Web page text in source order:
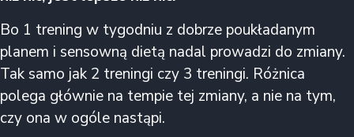
Bo 1 trening w tygodniu z dobrze poukładanym
planem i sensowną dietą nadal prowadzi do zmiany.
Tak samo jak 2 treningi czy 3 treningi. Różnica
polega głównie na tempie tej zmiany, a nie na tym,
czy ona w ogóle nastąpi.